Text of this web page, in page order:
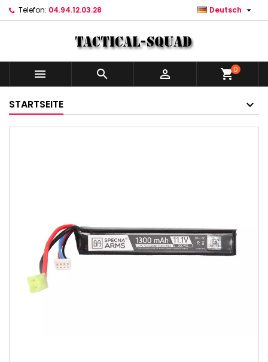
Telefon: 04.94.12.03.28 Deutsch 
   shopping_cart0
STARTSEITE